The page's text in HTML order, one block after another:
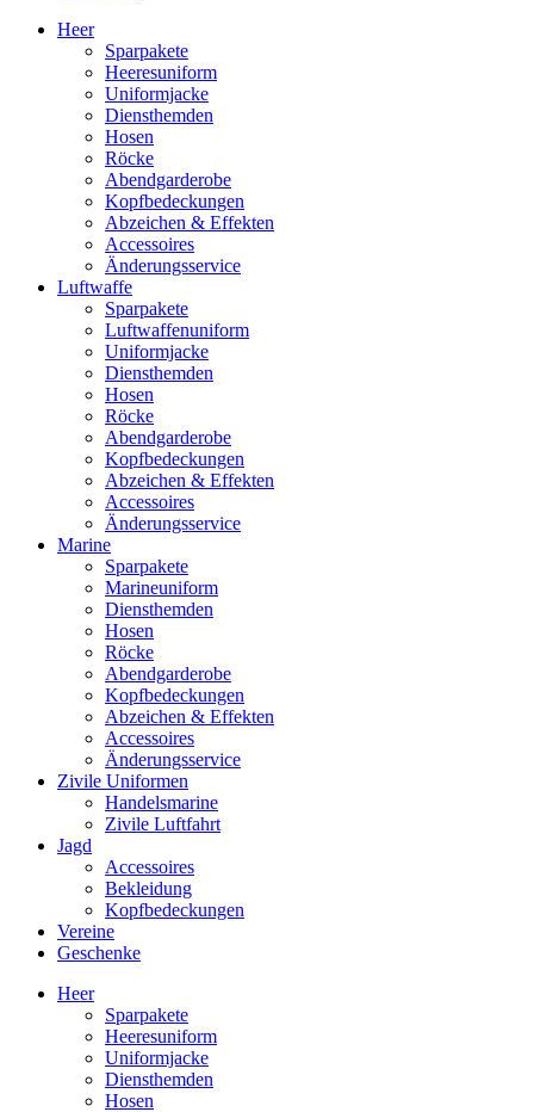
Heer
Sparpakete
Heeresuniform
Uniformjacke
Diensthemden
Hosen
Röcke
Abendgarderobe
Kopfbedeckungen
Abzeichen & Effekten
Accessoires
Änderungsservice
Luftwaffe
Sparpakete
Luftwaffenuniform
Uniformjacke
Diensthemden
Hosen
Röcke
Abendgarderobe
Kopfbedeckungen
Abzeichen & Effekten
Accessoires
Änderungsservice
Marine
Sparpakete
Marineuniform
Diensthemden
Hosen
Röcke
Abendgarderobe
Kopfbedeckungen
Abzeichen & Effekten
Accessoires
Änderungsservice
Zivile Uniformen
Handelsmarine
Zivile Luftfahrt
Jagd
Accessoires
Bekleidung
Kopfbedeckungen
Vereine
Geschenke
Heer
Sparpakete
Heeresuniform
Uniformjacke
Diensthemden
Hosen